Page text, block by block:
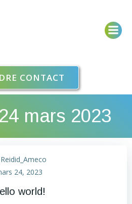
CONTACT
mars 2023
Reidid_Ameco
24, 2023
world!